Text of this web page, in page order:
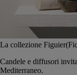
La collezione
Candele e diffusori
Mediterraneo.